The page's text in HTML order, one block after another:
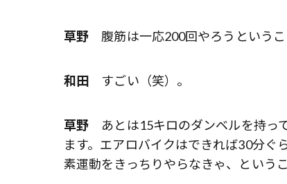
草野 腹筋は一応200回やろうというこ
和田 すごい（笑）。
草野 あとは15キロのダンベルを持っ
ます。エアロバイクはできれば30分ぐ
素運動をきっちりやらなきゃ、というこ